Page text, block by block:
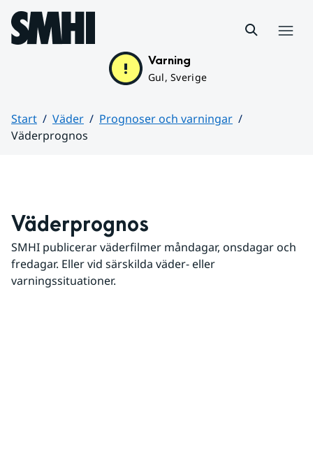
Hoppa till sidans innehåll
Varning
Gul, Sverige
Start Väder
Prognoser och varningar
Väderprognos
Väderprognos
SMHI publicerar väderfilmer måndagar, onsdagar och
fredagar. Eller vid särskilda väder- eller
varningssituationer.